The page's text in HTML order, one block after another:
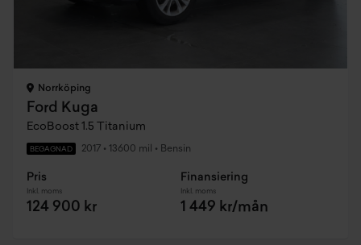
Norrköping
Ford Kuga
EcoBoost 1.5 Titanium
BEGAGNAD 2017 • 13600 mil • Bensin
Pris
Inkl. moms
124 900 kr
Finansiering
Inkl. moms
1 449 kr/mån